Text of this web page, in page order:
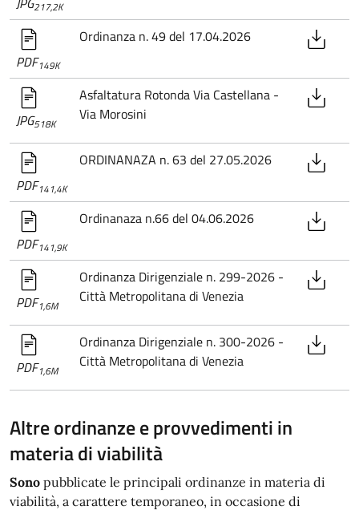
217,2K
PDF149K
Ordinanza n. 49 del 17.04.2026
JPG518K
Asfaltatura Rotonda Via Castellana -
Via Morosini
PDF141,4K
ORDINANAZA n. 63 del 27.05.2026
PDF141,9K
Ordinanaza n.66 del 04.06.2026
PDF1,6M
Ordinanza Dirigenziale n. 299-2026 -
Città Metropolitana di Venezia
PDF1,6M
Ordinanza Dirigenziale n. 300-2026 -
Città Metropolitana di Venezia
Altre ordinanze e provvedimenti in
materia di viabilità
Sono pubblicate le principali ordinanze in materia di
viabilità, a carattere temporaneo, in occasione di